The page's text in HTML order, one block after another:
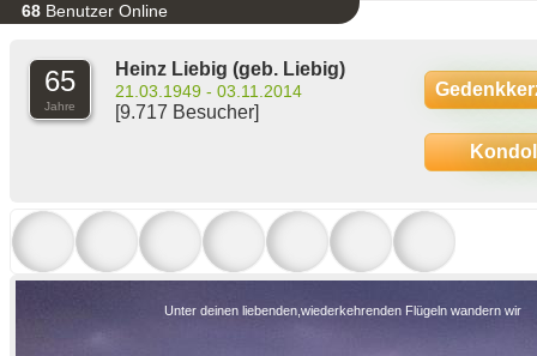
68 Benutzer Online
65
Jahre
Heinz Liebig (geb. Liebig)
21.03.1949 - 03.11.2014
[9.717 Besucher]
Unter deinen liebenden,wiederkehrenden Flügeln wandern wir